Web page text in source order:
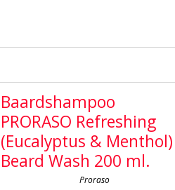
Baardshampoo
PRORASO Refreshing
(Eucalyptus & Menthol)
Beard Wash 200 ml.
Proraso